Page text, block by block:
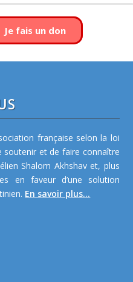
Je fais un don
française selon la loi
soutenir et de faire connaître
Shalom Akhshav et, plus
en faveur d’une solution
En savoir plus...